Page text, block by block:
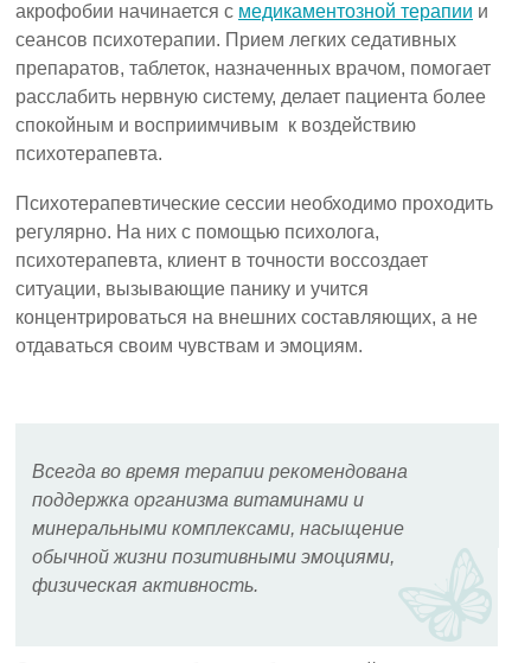
акрофобии начинается с медикаментозной терапии и
сеансов психотерапии. Прием легких седативных
препаратов, таблеток, назначенных врачом, помогает
расслабить нервную систему, делает пациента более
спокойным и восприимчивым к воздействию
психотерапевта.
Психотерапевтические сессии необходимо проходить
регулярно. На них с помощью психолога,
психотерапевта, клиент в точности воссоздает
ситуации, вызывающие панику и учится
концентрироваться на внешних составляющих, а не
отдаваться своим чувствам и эмоциям.
Всегда во время терапии рекомендована
поддержка организма витаминами и
минеральными комплексами, насыщение
обычной жизни позитивными эмоциями,
физическая активность.